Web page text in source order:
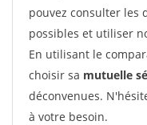
pouvez consulter les
possibles et utiliser
En utilisant le
choisir sa mutuelle
déconvenues.
à votre besoin.